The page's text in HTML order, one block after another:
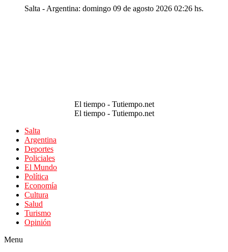
Salta - Argentina: domingo 09 de agosto 2026 02:26 hs.
El tiempo - Tutiempo.net
El tiempo - Tutiempo.net
Salta
Argentina
Deportes
Policiales
El Mundo
Política
Economía
Cultura
Salud
Turismo
Opinión
Menu